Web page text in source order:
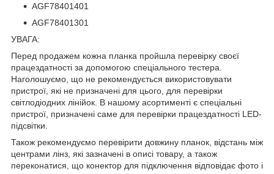
AGF78401401
AGF78401301
УВАГА:
Перед продажем кожна планка пройшла перевірку своєї
працездатності за допомогою спеціального тестера.
Наголошуємо, що не рекомендується використовувати
пристрої, які не призначені для цього, для перевірки
світлодіодних лінійок. В нашому асортименті є спеціальні
пристрої, призначені саме для перевірки працездатності LED-
підсвітки.
Також рекомендуємо перевірити довжину планок, відстань між
центрами лінз, які зазначені в описі товару, а також
переконатися, що конектор для підключення відповідає фото і